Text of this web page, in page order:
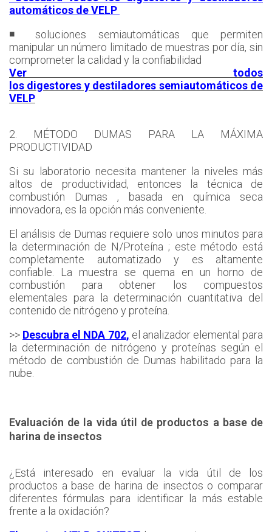
automáticos de VELP
◾ soluciones semiautomáticas que permiten
manipular un número limitado de muestras por día, sin
comprometer la calidad y la confiabilidad
Ver todos
los digestores y destiladores semiautomáticos de
VELP
2. MÉTODO DUMAS PARA LA MÁXIMA
PRODUCTIVIDAD
Si su laboratorio necesita mantener la niveles más
altos de productividad, entonces la técnica de
combustión Dumas , basada en química seca
innovadora, es la opción más conveniente.
El análisis de Dumas requiere solo unos minutos para
la determinación de N/Proteína ; este método está
completamente automatizado y es altamente
confiable. La muestra se quema en un horno de
combustión para obtener los compuestos
elementales para la determinación cuantitativa del
contenido de nitrógeno y proteína.
>> Descubra el NDA 702, el analizador elemental para
la determinación de nitrógeno y proteínas según el
método de combustión de Dumas habilitado para la
nube.
Evaluación de la vida útil de productos a base de
harina de insectos
¿Está interesado en evaluar la vida útil de los
productos a base de harina de insectos o comparar
diferentes fórmulas para identificar la más estable
frente a la oxidación?